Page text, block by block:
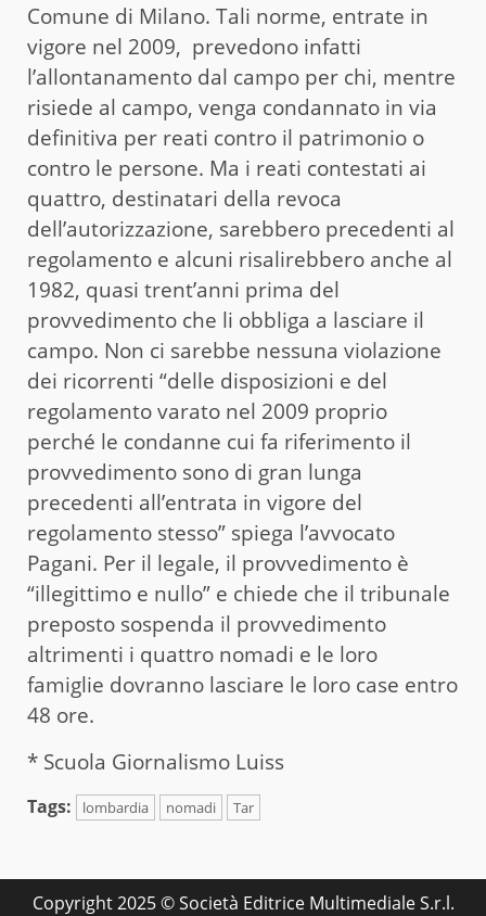
Comune di Milano. Tali norme, entrate in
vigore nel 2009, prevedono infatti
l’allontanamento dal campo per chi, mentre
risiede al campo, venga condannato in via
definitiva per reati contro il patrimonio o
contro le persone. Ma i reati contestati ai
quattro, destinatari della revoca
dell’autorizzazione, sarebbero precedenti al
regolamento e alcuni risalirebbero anche al
1982, quasi trent’anni prima del
provvedimento che li obbliga a lasciare il
campo. Non ci sarebbe nessuna violazione
dei ricorrenti “delle disposizioni e del
regolamento varato nel 2009 proprio
perché le condanne cui fa riferimento il
provvedimento sono di gran lunga
precedenti all’entrata in vigore del
regolamento stesso” spiega l’avvocato
Pagani. Per il legale, il provvedimento è
“illegittimo e nullo” e chiede che il tribunale
preposto sospenda il provvedimento
altrimenti i quattro nomadi e le loro
famiglie dovranno lasciare le loro case entro
48 ore.
* Scuola Giornalismo Luiss
Tags: lombardia nomadi Tar
Copyright 2025 © Società Editrice Multimediale S.r.l.